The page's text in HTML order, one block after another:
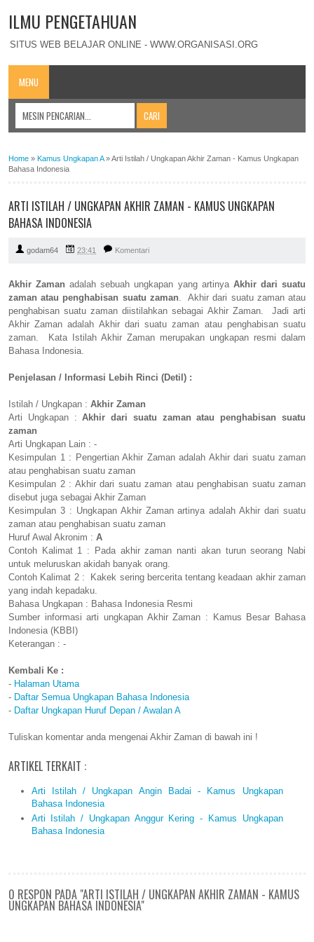
ILMU PENGETAHUAN
SITUS WEB BELAJAR ONLINE - WWW.ORGANISASI.ORG
MENU
Home » Kamus Ungkapan A»Arti Istilah / Ungkapan Akhir Zaman - Kamus Ungkapan
Bahasa Indonesia
ARTI ISTILAH / UNGKAPAN AKHIR ZAMAN - KAMUS UNGKAPAN
BAHASA INDONESIA
godam64 23:41 Komentari
Akhir Zaman adalah sebuah ungkapan yang artinya Akhir dari suatu
zaman atau penghabisan suatu zaman. Akhir dari suatu zaman atau
penghabisan suatu zaman diistilahkan sebagai Akhir Zaman. Jadi arti
Akhir Zaman adalah Akhir dari suatu zaman atau penghabisan suatu
zaman. Kata Istilah Akhir Zaman merupakan ungkapan resmi dalam
Bahasa Indonesia.
Penjelasan / Informasi Lebih Rinci (Detil) :
Istilah / Ungkapan : Akhir Zaman
Arti Ungkapan :Akhir dari suatu zaman atau penghabisan suatu
zaman
Arti Ungkapan Lain : -
Kesimpulan 1 : Pengertian Akhir Zaman adalah Akhir dari suatu zaman
atau penghabisan suatu zaman
Kesimpulan 2 : Akhir dari suatu zaman atau penghabisan suatu zaman
disebut juga sebagai Akhir Zaman
Kesimpulan 3 : Ungkapan Akhir Zaman artinya adalah Akhir dari suatu
zaman atau penghabisan suatu zaman
Huruf Awal Akronim : A
Contoh Kalimat 1 : Pada akhir zaman nanti akan turun seorang Nabi
untuk meluruskan akidah banyak orang.
Contoh Kalimat 2 : Kakek sering bercerita tentang keadaan akhir zaman
yang indah kepadaku.
Bahasa Ungkapan : Bahasa Indonesia Resmi
Sumber informasi arti ungkapan Akhir Zaman : Kamus Besar Bahasa
Indonesia (KBBI)
Keterangan : -
Kembali Ke :
- Halaman Utama
- Daftar Semua Ungkapan Bahasa Indonesia
- Daftar Ungkapan Huruf Depan / Awalan A
Tuliskan komentar anda mengenai Akhir Zaman di bawah ini !
ARTIKEL TERKAIT :
Arti Istilah / Ungkapan Angin Badai - Kamus Ungkapan
Bahasa Indonesia
Arti Istilah / Ungkapan Anggur Kering - Kamus Ungkapan
Bahasa Indonesia
0 RESPON PADA "ARTI ISTILAH / UNGKAPAN AKHIR ZAMAN - KAMUS
UNGKAPAN BAHASA INDONESIA"